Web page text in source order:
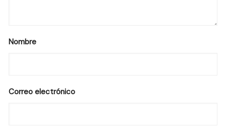
Nombre
Correo electrónico